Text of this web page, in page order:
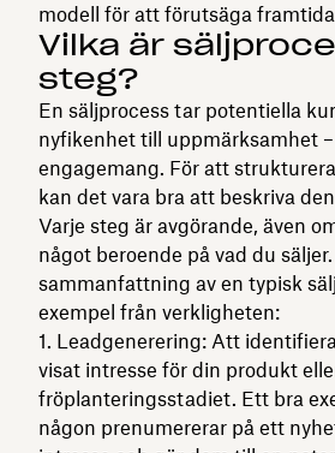
modell för att förutsäga
Vilka är
steg?
En säljprocess tar potentiella
nyfikenhet till uppmärksamhet
engagemang. För att
kan det vara bra att beskriva
Varje steg är avgörande, även
något beroende på vad du
sammanfattning av en typisk
exempel från verkligheten:
Leadgenerering: Att
visat intresse för din produkt
fröplanteringsstadiet. Ett bra
någon prenumererar på ett